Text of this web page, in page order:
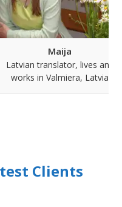
Maija
Latvian translator, lives and
works in Valmiera, Latvia
Clients